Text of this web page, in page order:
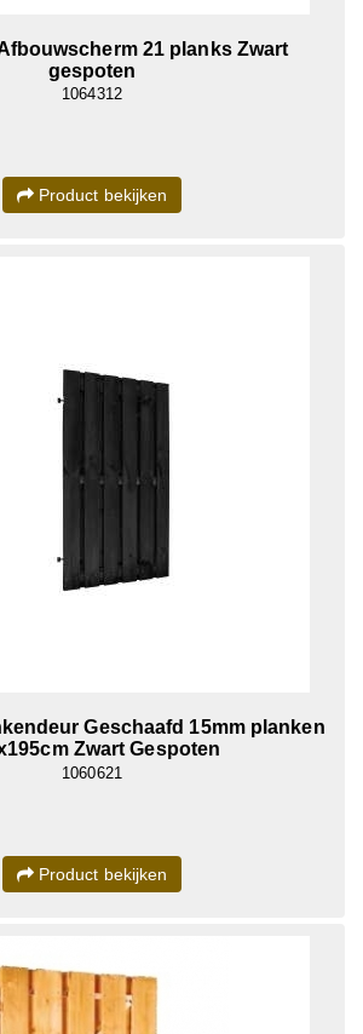
21 planks Zwart
gespoten
1064312
Product bekijken
Geschaafd 15mm planken
Zwart Gespoten
1060621
Product bekijken